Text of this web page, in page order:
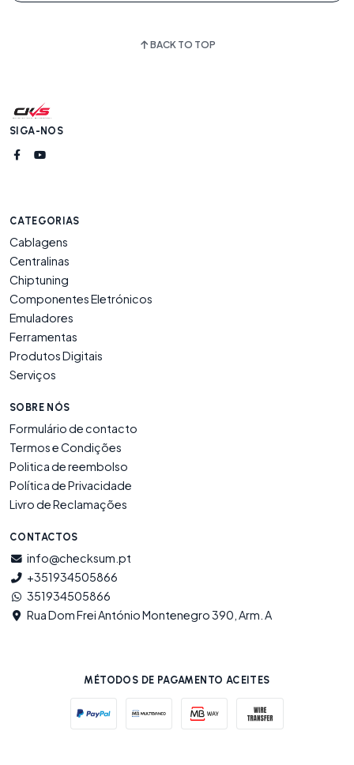
BACK TO TOP
SIGA-NOS
CATEGORIAS
Cablagens
Centralinas
Chiptuning
Componentes Eletrónicos
Emuladores
Ferramentas
Produtos Digitais
Serviços
SOBRE NÓS
Formulário de contacto
Termos e Condições
Politica de reembolso
Política de Privacidade
Livro de Reclamações
CONTACTOS
info@checksum.pt
+351934505866
351934505866
Rua Dom Frei António Montenegro 390, Arm. A
MÉTODOS DE PAGAMENTO ACEITES